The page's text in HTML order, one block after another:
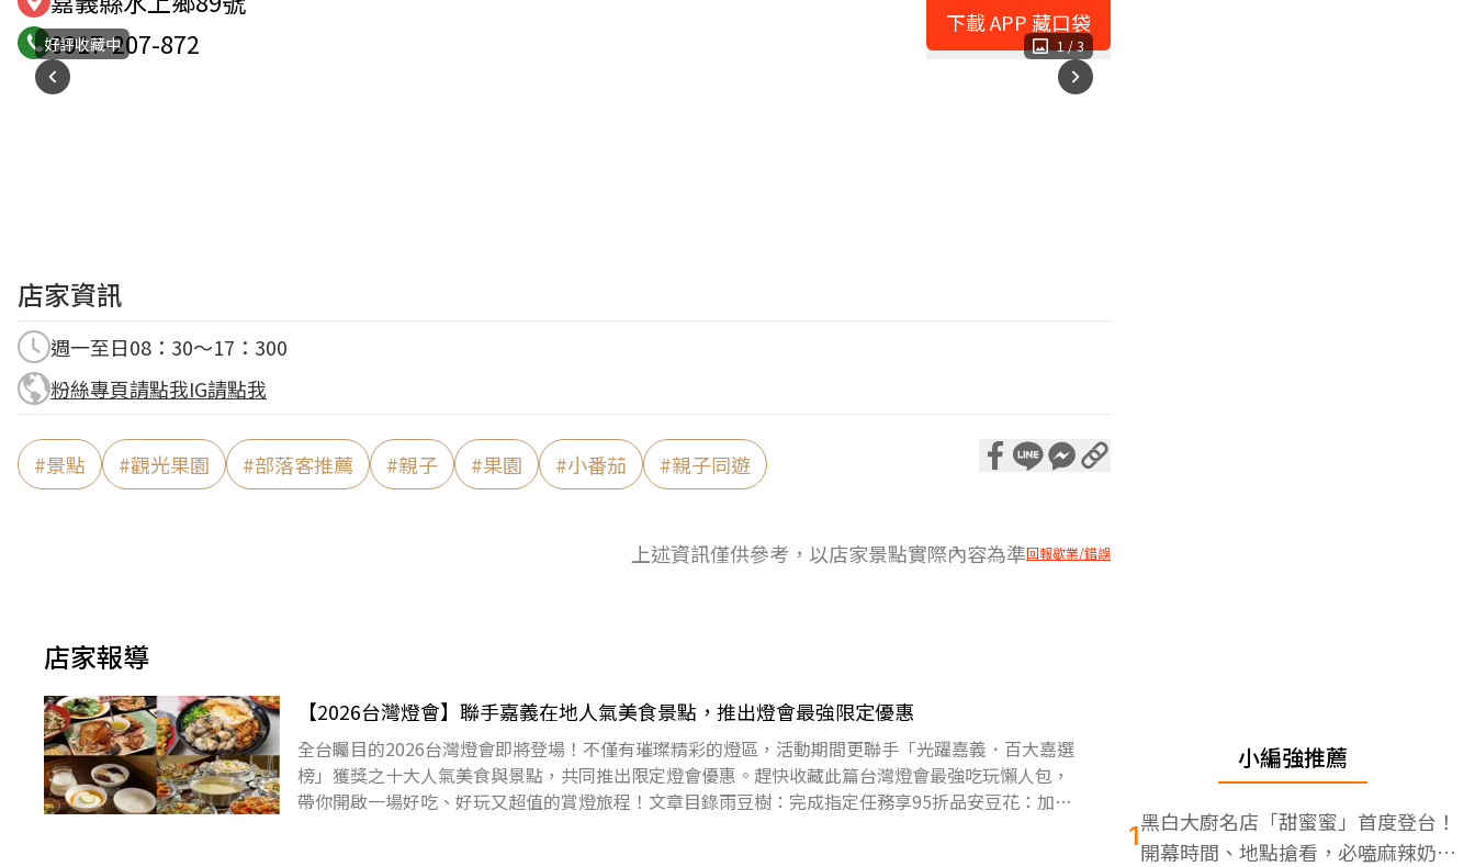
1 /3
好評收藏中
0917-207-872
店家資訊
週一至日08：30～17：300
粉絲專頁請點我IG請點我
#景點 #觀光果園 #部落客推薦 #親子 #果園 #小番茄 #親子同遊
下載 APP 藏口袋
上述資訊僅供參考，以店家景點實際內容為準回報歇業/錯誤
店家報導
【2026台灣燈會】聯手嘉義在地人氣美食景點，推出燈會最強限定優惠
全台矚目的2026台灣燈會即將登場！不僅有璀璨精彩的燈區，活動期間更聯手「光躍嘉義．百大嘉選
榜」獲獎之十大人氣美食與景點，共同推出限定燈會優惠。趕快收藏此篇台灣燈會最強吃玩懶人包，
帶你開啟一場好吃、好玩又超值的賞燈旅程！文章目錄雨豆樹：完成指定任務享95折品安豆花：加購
小編強推薦
1黑白大廚名店「甜蜜蜜」首度登台！
開幕時間、地點搶看，必嗑麻辣奶油